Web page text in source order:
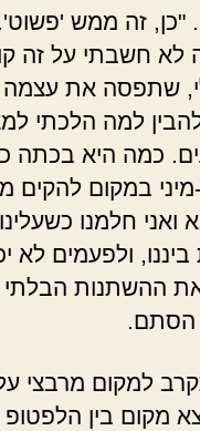
זה ממש 'פשוט'.
חשבתי על זה
שתפסה את עצמה
למה הלכתי
כמה היא
במקום להקים
ואני חלמנו
ולפעמים לא
ההשתנות
הסתם.
למקום מרבצי
מקום בין